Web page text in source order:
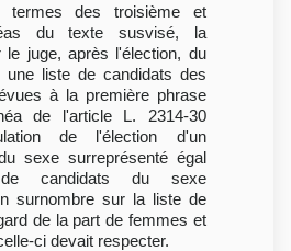
termes des troisième et
du texte susvisé, la
le juge, après l'élection, du
une liste de candidats des
à la première phrase
de l'article L. 2314-30
de l'élection d'un
sexe surreprésenté égal
candidats du sexe
surnombre sur la liste de
de la part de femmes et
ci devait respecter.